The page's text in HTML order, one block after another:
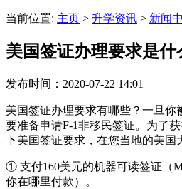
当前位置: 主页 > 升学资讯 > 新闻
美国签证办理要求是什
发布时间：2020-07-22 14:01
美国签证办理要求有哪些？一旦你
要准备申请F-1非移民签证。为了
下美国签证要求，在您当地的美国
① 支付160美元的机器可读签证（
你在哪里付款）。